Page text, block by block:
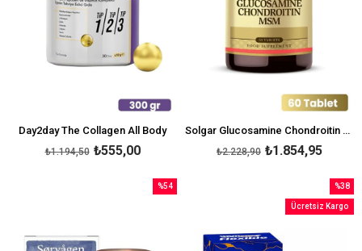
Day2day The Collagen All Body
₺555,00
₺1.194,50
Solgar Glucosamine Chondroitin MSM 60 Tablet
₺1.854,95
₺2.228,90
%54
%38
İndirim
Ücretsiz Kargo